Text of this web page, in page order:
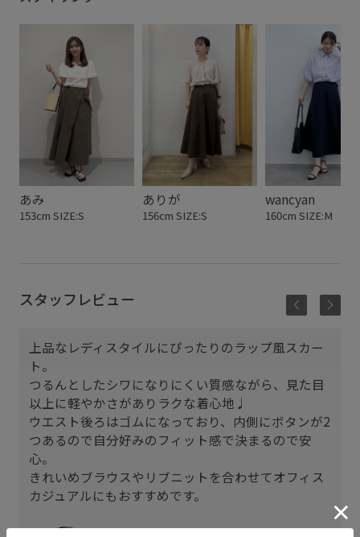
あみ
153cm SIZE:S
ありが
156cm SIZE:S
wancyan
160cm SIZE:M
スタッフレビュー
上品なレディスタイルにぴったりのラップ風スカー
ト。
つるんとしたシワになりにくい質感ながら、見た目
以上に軽やかさがありラクな着心地♩
ウエスト後ろはゴムになっており、内側にボタンが2
つあるので自分好みのフィット感で決まるので安
心。
きれいめブラウスやリブニットを合わせてオフィス
カジュアルにもおすすめです。